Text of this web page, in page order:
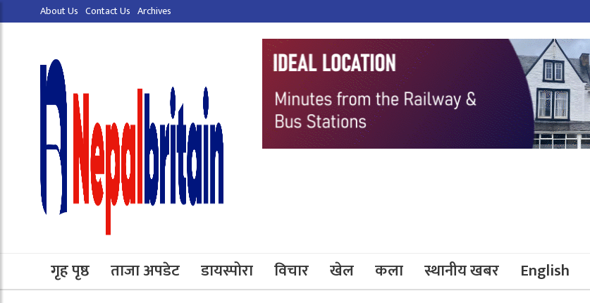
About Us Contact Us Archives
गृह पृष्ठ ताजा अपडेट डायस्पोरा विचार खेल कला स्थानीय खबर English